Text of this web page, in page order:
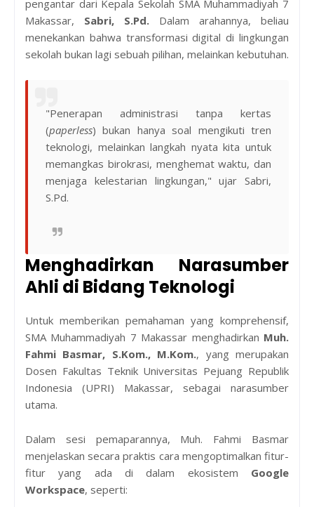
pengantar dari Kepala Sekolah SMA Muhammadiyah 7
Makassar, Sabri, S.Pd. Dalam arahannya, beliau
menekankan bahwa transformasi digital di lingkungan
sekolah bukan lagi sebuah pilihan, melainkan kebutuhan.
"Penerapan administrasi tanpa kertas
(paperless) bukan hanya soal mengikuti tren
teknologi, melainkan langkah nyata kita untuk
memangkas birokrasi, menghemat waktu, dan
menjaga kelestarian lingkungan," ujar Sabri,
S.Pd.
Menghadirkan Narasumber
Ahli di Bidang Teknologi
Untuk memberikan pemahaman yang komprehensif,
SMA Muhammadiyah 7 Makassar menghadirkan Muh.
Fahmi Basmar, S.Kom., M.Kom., yang merupakan
Dosen Fakultas Teknik Universitas Pejuang Republik
Indonesia (UPRI) Makassar, sebagai narasumber
utama.
Dalam sesi pemaparannya, Muh. Fahmi Basmar
menjelaskan secara praktis cara mengoptimalkan fitur-
fitur yang ada di dalam ekosistem Google
Workspace, seperti: